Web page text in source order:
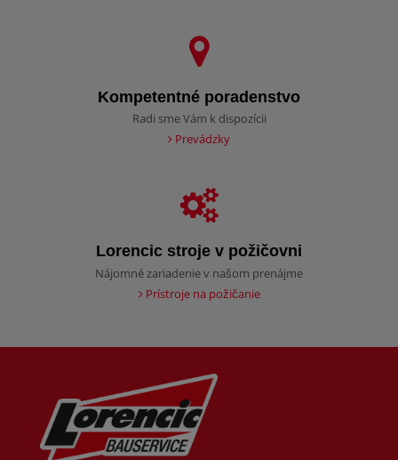
Kompetentné poradenstvo
Radi sme Vám k dispozícii
Prevádzky
Lorencic stroje v požičovni
Nájomné zariadenie v našom prenájme
Prístroje na požičanie